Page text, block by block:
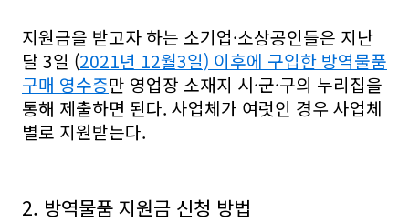
지원금을 받고자 하는 소기업·소상공인들은 지난
달 3일 (2021년 12월3일) 이후에 구입한 방역물품
구매 영수증만 영업장 소재지 시·군·구의 누리집을
통해 제출하면 된다. 사업체가 여럿인 경우 사업체
별로 지원받는다.
2. 방역물품 지원금 신청 방법